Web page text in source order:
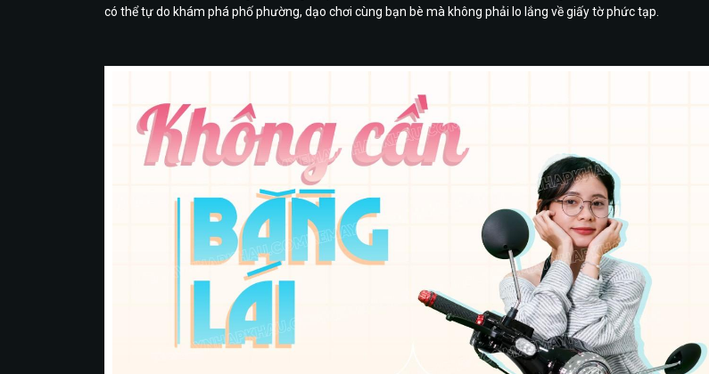
có thể tự do khám phá phố phường, dạo chơi cùng bạn bè mà không phải lo lắng về giấy tờ phức tạp.